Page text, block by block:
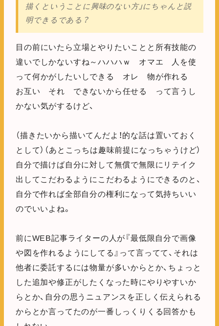
描くということに興味のない方」にちゃんと説
明できるである？
目の前にいたら立場とやりたいことと所有技能の
違いでしかないすね～ハハハｗ オマエ 人を使
って何かがしたいしできる オレ 物が作れる
お互い それ できないから任せる って言うし
かない気がするけど、
（描きたいから描いてんだよ！的な話は置いておく
として）（あとこっちは趣味前提になっちゃうけど）
自分で描けば自分に対して無償で無限にリテイク
出してこだわるようにこだわるようにできるのと、
自分で作れば全部自分の権利になって気持ちいい
のでいいよね。
前にWEB記事ライターの人が『最低限自分で画像
や図を作れるようにしてる』って言ってて、それは
他者に委託するには物量が多いからとか、ちょっと
した追加や修正がしたくなった時にやりやすいか
らとか、自分の思うニュアンスを正しく伝えられる
からとか言ってたのが一番しっくりくる回答かも